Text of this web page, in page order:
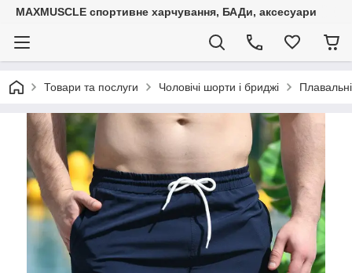
MAXMUSCLE спортивне харчування, БАДи, аксесуари
Товари та послуги Чоловічі шорти і бриджі